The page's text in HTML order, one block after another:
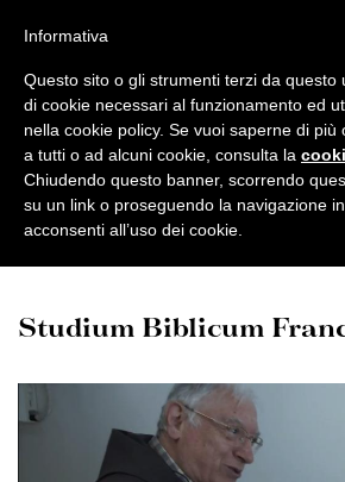
contenuto
principale
F
CHI SIAMO
Informazioni di
Origini e
Centenario di
Professori
Sede
Biblioteca
PROGRAMMI
Norme generali
Diplomi
Ordinamento
Ordo e Depliant
PUBBLICAZIONI
Collectio Maior
Analecta
Liber Annuus
Altro
AMBIENTE
Archeologia
Eventi
Tesi Licenza /
CABT
Cronaca
SEGRETERIA
Scadenze
Norme
Tasse
Home
Video
Studium Biblicum
Informativa
Questo sito o gli strumenti terzi da questo
di cookie necessari al funzionamento ed
nella cookie policy. Se vuoi saperne di più
a tutti o ad alcuni cookie, consulta la
Chiudendo questo banner, scorrendo
su un link o proseguendo la navigazione
acconsenti all’uso dei cookie.